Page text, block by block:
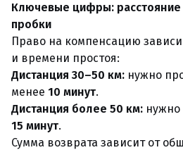
Ключевые цифры: расстояние
пробки
Право на компенсацию
и времени простоя:
Дистанция 30–50 км: нужно
менее 10 минут.
Дистанция более 50 км: нужно
15 минут.
Сумма возврата зависит от